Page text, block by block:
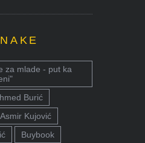
za mlade - put ka
Burić
Asmir Kujović
Buybook